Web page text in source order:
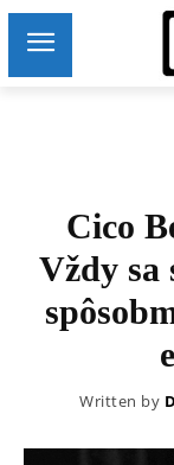
Cico
Vždy sa
Written by